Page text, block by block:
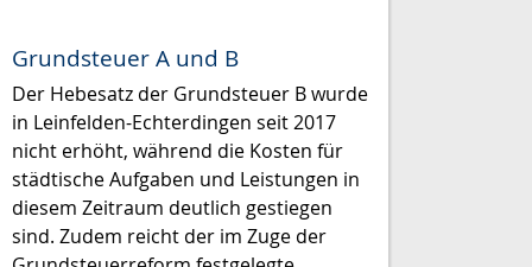
Grundsteuer A und B
Der Hebesatz der Grundsteuer B wurde
in Leinfelden-Echterdingen seit 2017
nicht erhöht, während die Kosten für
städtische Aufgaben und Leistungen in
diesem Zeitraum deutlich gestiegen
sind. Zudem reicht der im Zuge der